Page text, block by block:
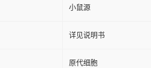
小鼠源
详见说明书
原代细胞